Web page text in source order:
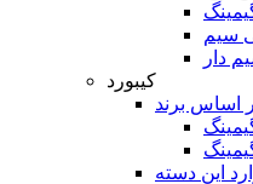
سیم
دار
کیبورد
اساس برند
این دسته